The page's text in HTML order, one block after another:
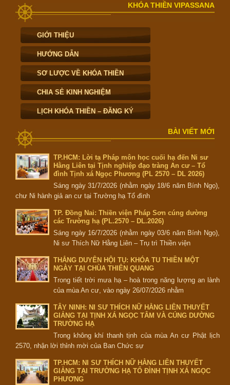
KHÓA THIỀN VIPASSANA
GIỚI THIỆU
HƯỚNG DẪN
SƠ LƯỢC VỀ KHÓA THIỀN
CHIA SẺ KINH NGHIỆM
LỊCH KHÓA THIỀN – ĐĂNG KÝ
BÀI VIẾT MỚI
TP.HCM: Lời tạ Pháp môn học cuối hạ đến Ni sư
Hằng Liên tại Tịnh nghiệp đạo tràng An cư – Tổ
đình Tịnh xá Ngọc Phương (PL 2570 – DL 2026)
Sáng ngày 31/7/2026 (nhằm ngày 18/6 năm Bính Ngọ),
chư Ni hành giả an cư tại Trường hạ Tổ đình
TP. Đồng Nai: Thiền viện Pháp Sơn cúng dường
các Trường hạ (PL.2570 – DL.2026)
Sáng ngày 16/7/2026 (nhằm ngày 03/6 năm Bính Ngọ),
Ni sư Thích Nữ Hằng Liên – Trụ trì Thiền viện
THẮNG DUYÊN HỘI TỤ: KHÓA TU THIỀN MỘT
NGÀY TẠI CHÙA THIÊN QUANG
Trong tiết trời mưa hạ – hoà trong năng lượng an lành
của mùa An cư, vào ngày 26/07/2026 nhằm
TÂY NINH: NI SƯ THÍCH NỮ HẰNG LIÊN THUYẾT
GIẢNG TẠI TỊNH XÁ NGỌC TÂM VÀ CÚNG DƯỜNG
TRƯỜNG HẠ
Trong không khí thanh tịnh của mùa An cư Phật lịch
2570, nhận lời thỉnh mời của Ban Chức sự
TP.HCM: NI SƯ THÍCH NỮ HẰNG LIÊN THUYẾT
GIẢNG TẠI TRƯỜNG HẠ TỔ ĐÌNH TỊNH XÁ NGỌC
PHƯƠNG